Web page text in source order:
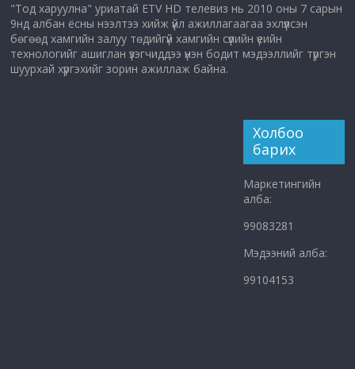
"Тод харуулна" уриатай ETV HD телевиз нь 2010 оны 7 сарын
9нд албан ёсны нээлтээ хийж үйл ажиллагаагаа эхлүүлсэн
бөгөөд хамгийн залуу төдийгүй хамгийн сүүлийн үеийн
технологийг ашиглан үзэгчиддээ үнэн бодит мэдээллийг түргэн
шуурхай хүргэхийг зорин ажиллаж байна.
Холбоо
барих
Маркетингийн
алба:
99083281
Мэдээний алба:
99104153